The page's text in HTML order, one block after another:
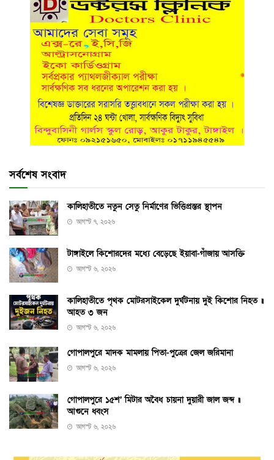
সর্বশেষ সংবাদ
কালিহাতীতে নতুন সেতু নির্মাণের ভিত্তিপ্রস্তর স্থাপন
আগস্ট ৭, ২০২৬
টাঙ্গাইলে কিশোরদের মধ্যে বেড়েছে ইয়াবা-গাঁজায় আসক্তি
আগস্ট ৬, ২০২৬
কালিহাতীতে পৃথক মোটরসাইকেল দুর্ঘটনায় দুই কিশোর নিহত ॥
আহত ৩ জন
আগস্ট ৬, ২০২৬
গোপালপুরে মাদক মামলায় পিতা-পুত্রের জেল জরিমানা
আগস্ট ৬, ২০২৬
গোপালপুরে ১৫শ’ মিটার অবৈধ চায়না দুয়ারী জাল জব্দ ॥
আগুনে ধ্বংস
আগস্ট ৬, ২০২৬